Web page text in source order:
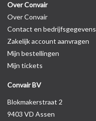
Over Convair
Over Convair
Contact en bedrijfsgegevens
Zakelijk account aanvragen
Mijn bestellingen
Mijn tickets
Convair BV
Blokmakerstraat 2
9403 VD Assen